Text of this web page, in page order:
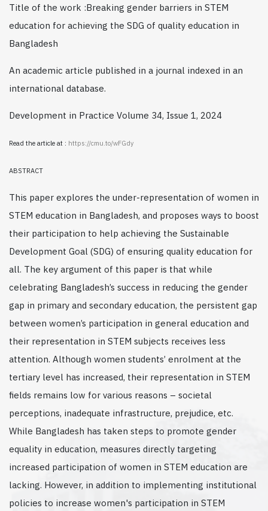
Title of the work :Breaking gender barriers in STEM
education for achieving the SDG of quality education in
Bangladesh
An academic article published in a journal indexed in an
international database.
Development in Practice Volume 34, Issue 1, 2024
Read the article at : https://cmu.to/wFGdy
ABSTRACT
This paper explores the under-representation of women in
STEM education in Bangladesh, and proposes ways to boost
their participation to help achieving the Sustainable
Development Goal (SDG) of ensuring quality education for
all. The key argument of this paper is that while
celebrating Bangladesh’s success in reducing the gender
gap in primary and secondary education, the persistent gap
between women’s participation in general education and
their representation in STEM subjects receives less
attention. Although women students’ enrolment at the
tertiary level has increased, their representation in STEM
fields remains low for various reasons – societal
perceptions, inadequate infrastructure, prejudice, etc.
While Bangladesh has taken steps to promote gender
equality in education, measures directly targeting
increased participation of women in STEM education are
lacking. However, in addition to implementing institutional
policies to increase women's participation in STEM